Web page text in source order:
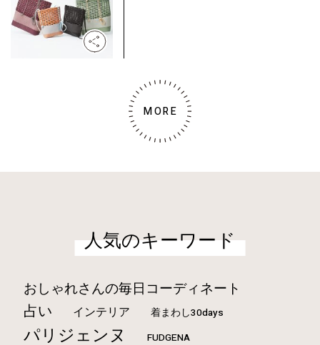
MORE
人気のキーワード
おしゃれさんの毎日コーディネート
占い インテリア 着まわし30days
パリジェンヌ FUDGENA